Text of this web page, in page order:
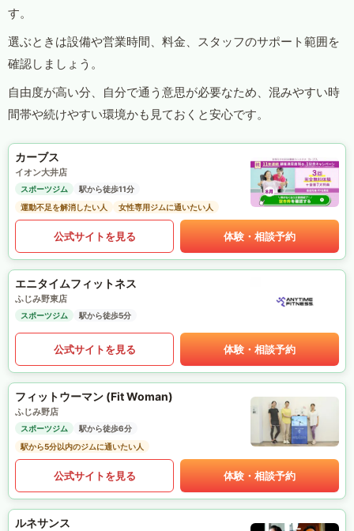
す。
選ぶときは設備や営業時間、料金、スタッフのサポート範囲を
確認しましょう。
自由度が高い分、自分で通う意思が必要なため、混みやすい時
間帯や続けやすい環境かも見ておくと安心です。
カーブス
イオン大井店
スポーツジム
駅から徒歩11分
運動不足を解消したい人
女性専用ジムに通いたい人
公式サイトを見る 体験・相談予約
エニタイムフィットネス
ふじみ野東店
スポーツジム 駅から徒歩5分
公式サイトを見る 体験・相談予約
フィットウーマン (Fit Woman)
ふじみ野店
スポーツジム
駅から徒歩6分
駅から5分以内のジムに通いたい人
公式サイトを見る 体験・相談予約
ルネサンス